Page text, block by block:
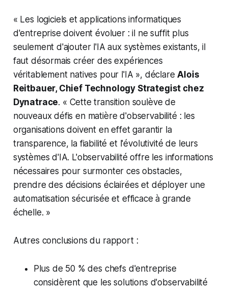
« Les logiciels et applications informatiques
d'entreprise doivent évoluer : il ne suffit plus
seulement d'ajouter l'IA aux systèmes existants, il
faut désormais créer des expériences
véritablement natives pour l'IA », déclareAlois
Reitbauer, Chief Technology Strategist chez
Dynatrace. « Cette transition soulève de
nouveaux défis en matière d'observabilité : les
organisations doivent en effet garantir la
transparence, la fiabilité et l'évolutivité de leurs
systèmes d'IA. L'observabilité offre les informations
nécessaires pour surmonter ces obstacles,
prendre des décisions éclairées et déployer une
automatisation sécurisée et efficace à grande
échelle. »
Autres conclusions du rapport :
Plus de 50 % des chefs d'entreprise
considèrent que les solutions d'observabilité